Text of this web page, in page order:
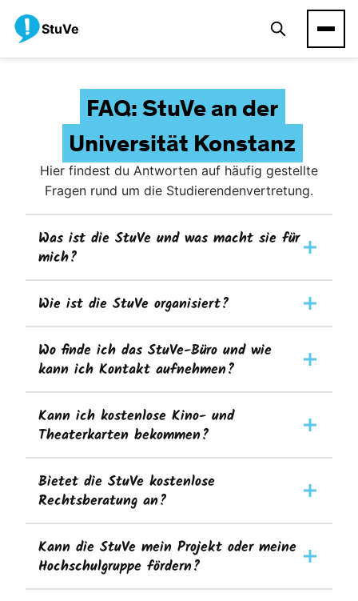
StuVe
FAQ: StuVe an der
Universität Konstanz
Hier findest du Antworten auf häufig gestellte
Fragen rund um die Studierendenvertretung.
Was ist die StuVe und was macht sie für
mich?
Wie ist die StuVe organisiert?
Wo finde ich das StuVe-Büro und wie
kann ich Kontakt aufnehmen?
Kann ich kostenlose Kino- und
Theaterkarten bekommen?
Bietet die StuVe kostenlose
Rechtsberatung an?
Kann die StuVe mein Projekt oder meine
Hochschulgruppe fördern?